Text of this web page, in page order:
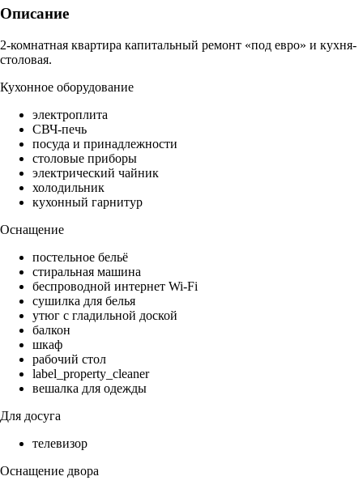
Описание
2-комнатная квартира капитальный ремонт «под евро» и кухня-
столовая.
Кухонное оборудование
электроплита
СВЧ-печь
посуда и принадлежности
столовые приборы
электрический чайник
холодильник
кухонный гарнитур
Оснащение
постельное бельё
стиральная машина
беспроводной интернет Wi-Fi
сушилка для белья
утюг с гладильной доской
балкон
шкаф
рабочий стол
label_property_cleaner
вешалка для одежды
Для досуга
телевизор
Оснащение двора